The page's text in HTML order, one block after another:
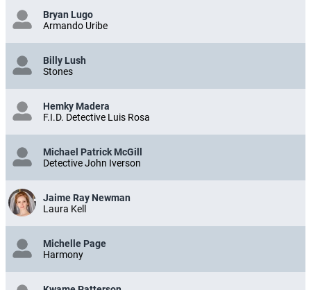
Bryan Lugo
Armando Uribe
Billy Lush
Stones
Hemky Madera
F.I.D. Detective Luis Rosa
Michael Patrick McGill
Detective John Iverson
Jaime Ray Newman
Laura Kell
Michelle Page
Harmony